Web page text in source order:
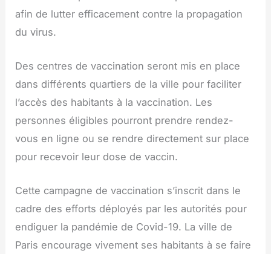
afin de lutter efficacement contre la propagation
du virus.
Des centres de vaccination seront mis en place
dans différents quartiers de la ville pour faciliter
l’accès des habitants à la vaccination. Les
personnes éligibles pourront prendre rendez-
vous en ligne ou se rendre directement sur place
pour recevoir leur dose de vaccin.
Cette campagne de vaccination s’inscrit dans le
cadre des efforts déployés par les autorités pour
endiguer la pandémie de Covid-19. La ville de
Paris encourage vivement ses habitants à se faire